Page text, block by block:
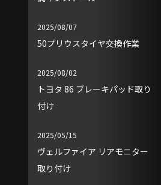
2025/08/07
50プリウスタイヤ交換作業
2025/08/02
トヨタ 86 ブレーキパッド取り
付け
2025/05/15
ヴェルファイア リアモニター
取り付け